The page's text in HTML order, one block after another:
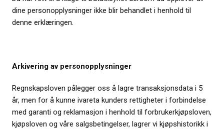
dine personopplysninger ikke blir behandlet i henhold til
denne erklæringen.
Arkivering av personopplysninger
Regnskapsloven pålegger oss å lagre transaksjonsdata i 5
år, men for å kunne ivareta kunders rettigheter i forbindelse
med garanti og reklamasjon i henhold til forbrukerkjøpsloven,
kjøpsloven og våre salgsbetingelser, lagrer vi kjøpshistorikk i